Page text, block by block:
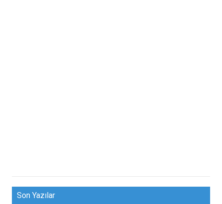
Son Yazılar